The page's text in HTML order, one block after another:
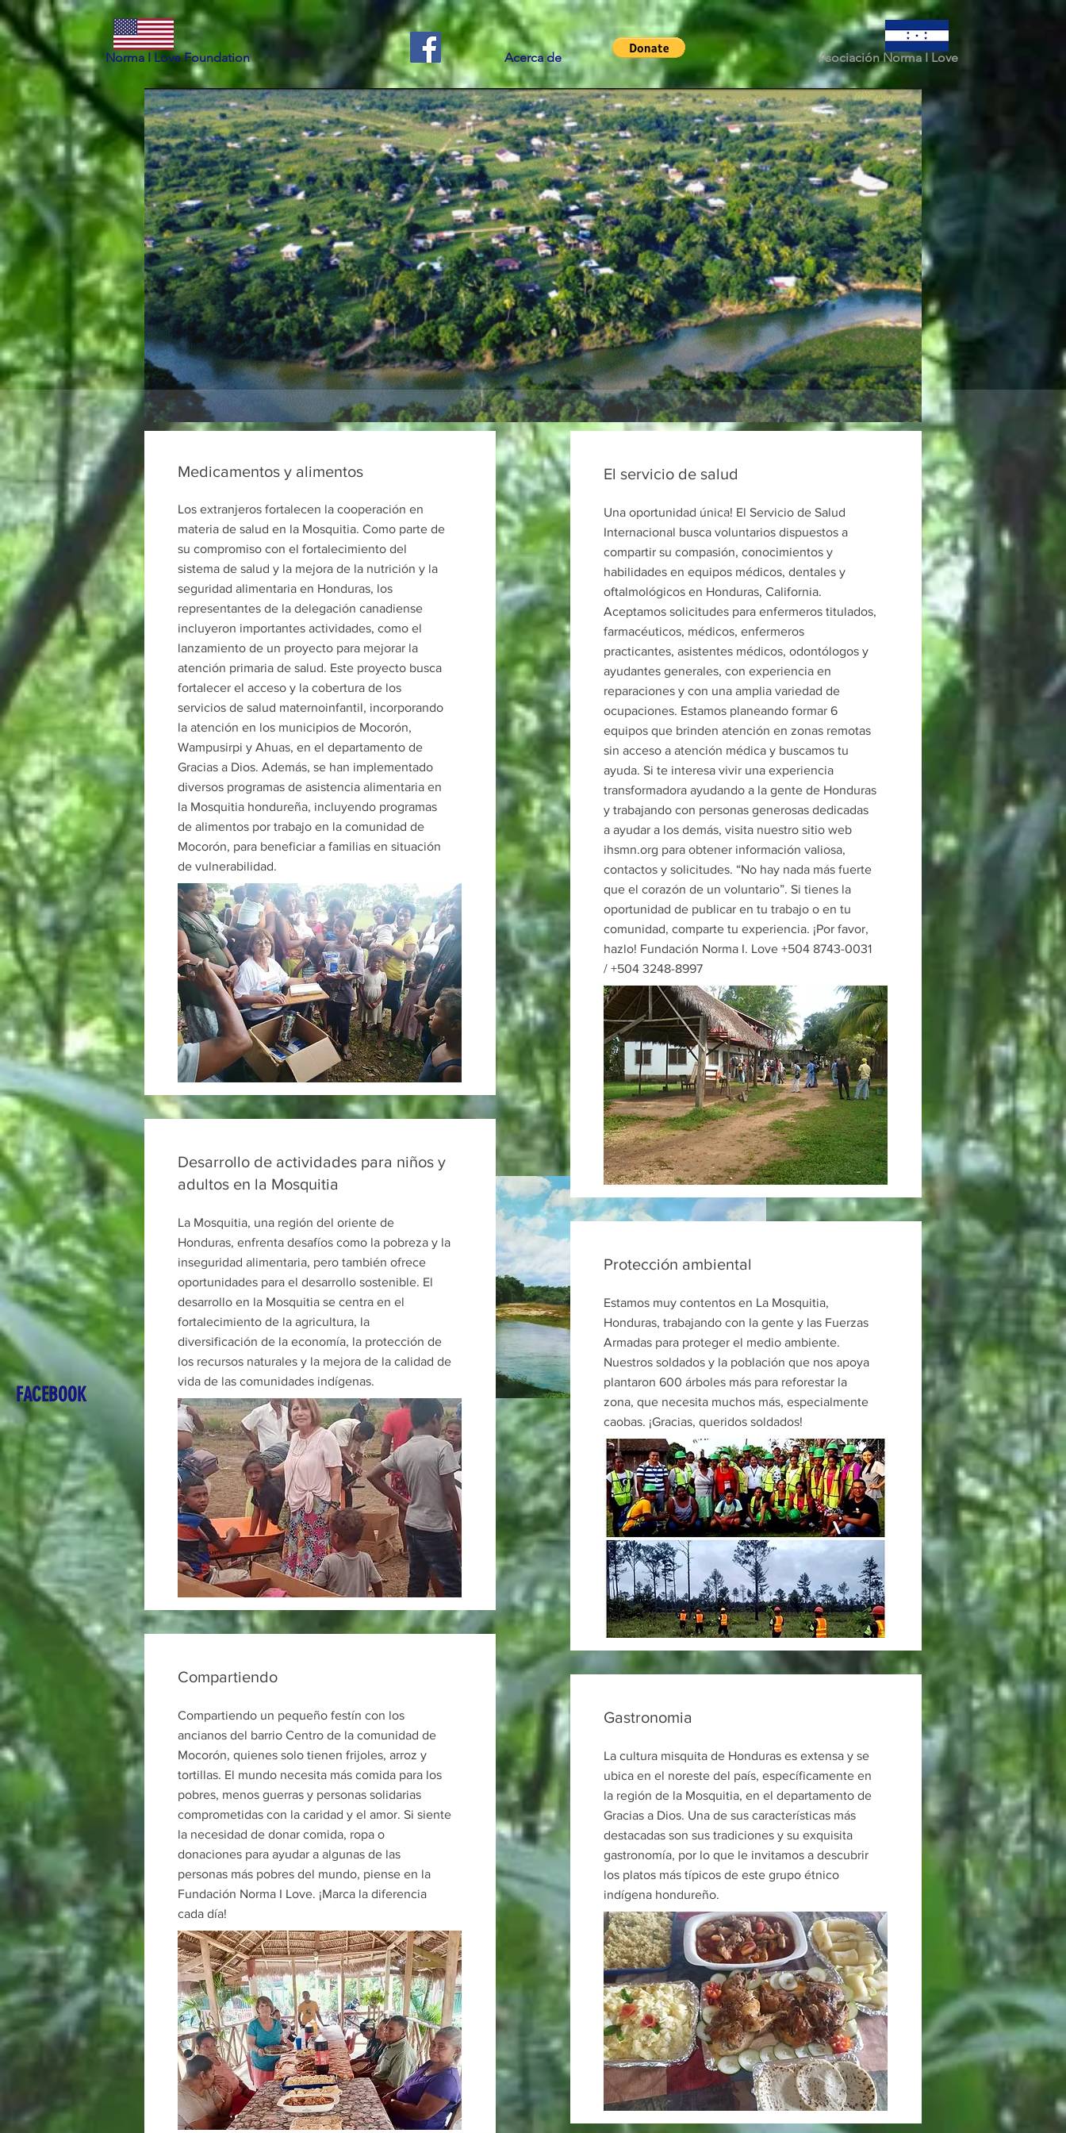
Norma I Love Foundation Acerca de Asociación Norma I Love
FACEBOOK
Medicamentos y alimentos
Los extranjeros fortalecen la cooperación en
materia de salud en la Mosquitia. Como parte de
su compromiso con el fortalecimiento del
sistema de salud y la mejora de la nutrición y la
seguridad alimentaria en Honduras, los
representantes de la delegación canadiense
incluyeron importantes actividades, como el
lanzamiento de un proyecto para mejorar la
atención primaria de salud. Este proyecto busca
fortalecer el acceso y la cobertura de los
servicios de salud maternoinfantil, incorporando
la atención en los municipios de Mocorón,
Wampusirpi y Ahuas, en el departamento de
Gracias a Dios. Además, se han implementado
diversos programas de asistencia alimentaria en
la Mosquitia hondureña, incluyendo programas
de alimentos por trabajo en la comunidad de
Mocorón, para beneficiar a familias en situación
de vulnerabilidad.
Desarrollo de actividades para niños y
adultos en la Mosquitia
La Mosquitia, una región del oriente de
Honduras, enfrenta desafíos como la pobreza y la
inseguridad alimentaria, pero también ofrece
oportunidades para el desarrollo sostenible. El
desarrollo en la Mosquitia se centra en el
fortalecimiento de la agricultura, la
diversificación de la economía, la protección de
los recursos naturales y la mejora de la calidad de
vida de las comunidades indígenas.
Compartiendo
Compartiendo un pequeño festín con los
ancianos del barrio Centro de la comunidad de
Mocorón, quienes solo tienen frijoles, arroz y
tortillas. El mundo necesita más comida para los
pobres, menos guerras y personas solidarias
comprometidas con la caridad y el amor. Si siente
la necesidad de donar comida, ropa o
donaciones para ayudar a algunas de las
personas más pobres del mundo, piense en la
Fundación Norma I Love. ¡Marca la diferencia
cada día!
El servicio de salud
Una oportunidad única! El Servicio de Salud
Internacional busca voluntarios dispuestos a
compartir su compasión, conocimientos y
habilidades en equipos médicos, dentales y
oftalmológicos en Honduras, California.
Aceptamos solicitudes para enfermeros titulados,
farmacéuticos, médicos, enfermeros
practicantes, asistentes médicos, odontólogos y
ayudantes generales, con experiencia en
reparaciones y con una amplia variedad de
ocupaciones. Estamos planeando formar 6
equipos que brinden atención en zonas remotas
sin acceso a atención médica y buscamos tu
ayuda. Si te interesa vivir una experiencia
transformadora ayudando a la gente de Honduras
y trabajando con personas generosas dedicadas
a ayudar a los demás, visita nuestro sitio web
ihsmn.org para obtener información valiosa,
contactos y solicitudes. “No hay nada más fuerte
que el corazón de un voluntario”. Si tienes la
oportunidad de publicar en tu trabajo o en tu
comunidad, comparte tu experiencia. ¡Por favor,
hazlo! Fundación Norma I. Love +504 8743-0031
/ +504 3248-8997
Protección ambiental
Estamos muy contentos en La Mosquitia,
Honduras, trabajando con la gente y las Fuerzas
Armadas para proteger el medio ambiente.
Nuestros soldados y la población que nos apoya
plantaron 600 árboles más para reforestar la
zona, que necesita muchos más, especialmente
caobas. ¡Gracias, queridos soldados!
Gastronomia
La cultura misquita de Honduras es extensa y se
ubica en el noreste del país, específicamente en
la región de la Mosquitia, en el departamento de
Gracias a Dios. Una de sus características más
destacadas son sus tradiciones y su exquisita
gastronomía, por lo que le invitamos a descubrir
los platos más típicos de este grupo étnico
indígena hondureño.